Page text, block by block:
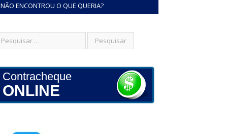
NÃO ENCONTROU O QUE QUERIA?
Contracheque
ONLINE